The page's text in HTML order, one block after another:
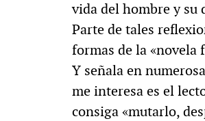
vida del hombre y su
Parte de tales
formas de la «novela
Y señala en
me interesa es el
consiga «mutarlo,